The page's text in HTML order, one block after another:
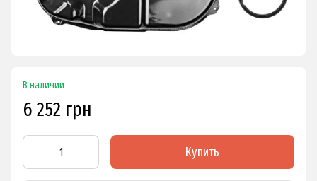
В наличии
6 252 грн
Купить